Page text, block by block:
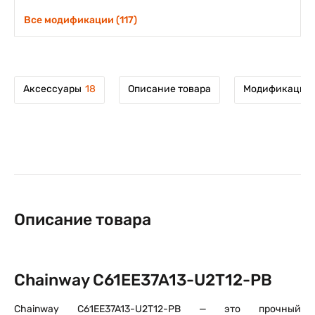
Все модификации (117)
Аксессуары 18 Описание товара Модификации
Описание товара
Chainway C61EE37A13-U2T12-PB
Chainway C61EE37A13-U2T12-PB — это прочный